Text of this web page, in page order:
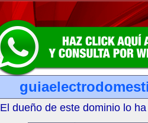
El dueño de este dominio lo